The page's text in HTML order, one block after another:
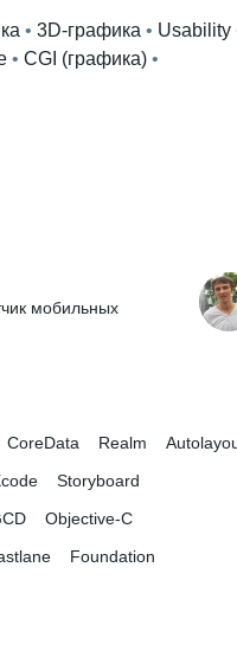
• 3D-графика • Usability
• CGI (графика)
мобильных
CoreData Realm
Storyboard
Objective-С
Foundation